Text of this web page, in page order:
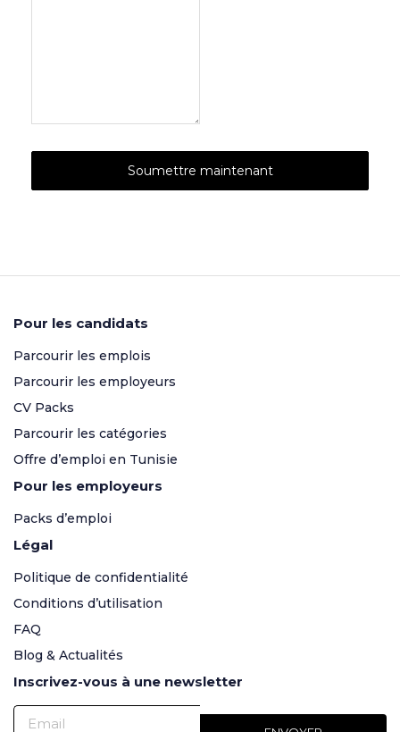
Pour les candidats
Parcourir les emplois
Parcourir les employeurs
CV Packs
Parcourir les catégories
Offre d’emploi en Tunisie
Pour les employeurs
Packs d’emploi
Légal
Politique de confidentialité
Conditions d’utilisation
FAQ
Blog & Actualités
Inscrivez-vous à une newsletter